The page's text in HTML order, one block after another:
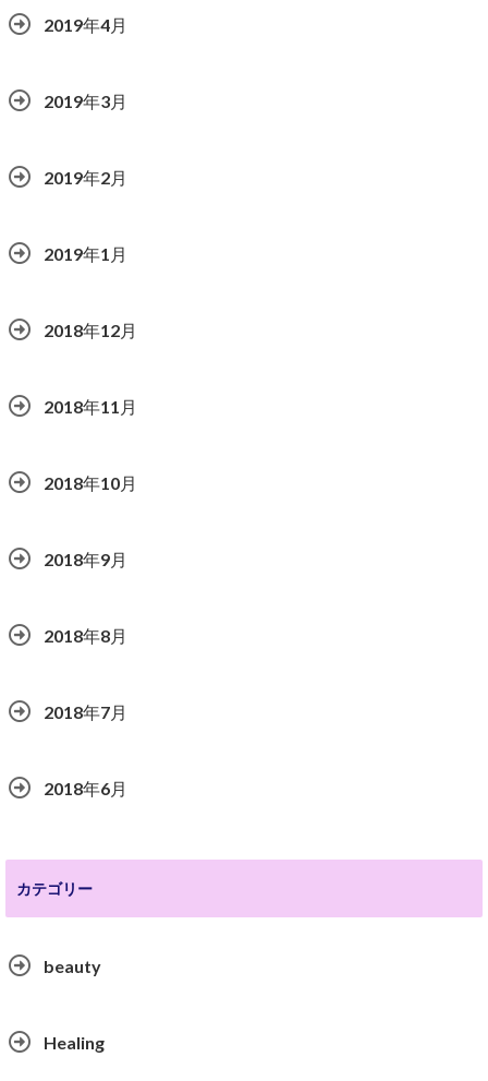
2019年4月
2019年3月
2019年2月
2019年1月
2018年12月
2018年11月
2018年10月
2018年9月
2018年8月
2018年7月
2018年6月
カテゴリー
beauty
Healing